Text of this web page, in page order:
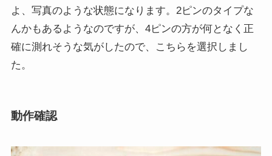
よ、写真のような状態になります。2ピンのタイプな
んかもあるようなのですが、4ピンの方が何となく正
確に測れそうな気がしたので、こちらを選択しまし
た。
動作確認